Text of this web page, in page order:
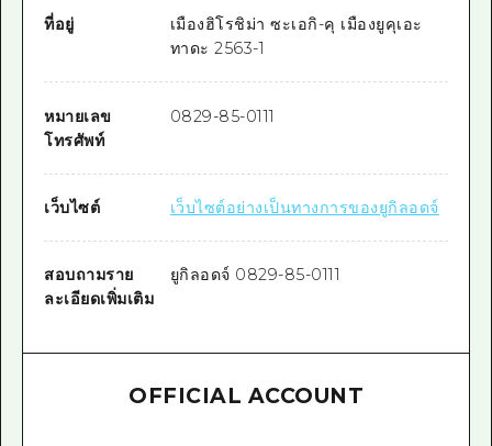
ที่อยู่
เมืองฮิโรชิม่า ซะเอกิ-คุ เมืองยูคุเอะ
ทาดะ 2563-1
หมายเลข
โทรศัพท์
0829-85-0111
เว็บไซต์ เว็บไซต์อย่างเป็นทางการของยูกิลอดจ์
สอบถามราย
ละเอียดเพิ่มเติม
ยูกิลอดจ์ 0829-85-0111
OFFICIAL ACCOUNT